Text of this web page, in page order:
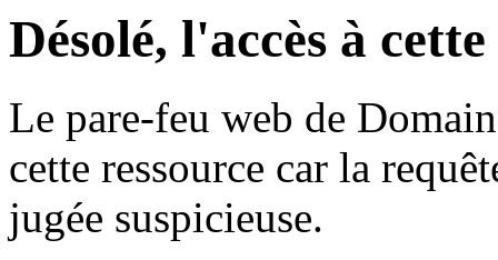
Désolé, l'accès à
Le pare-feu web de
cette ressource car la
jugée suspicieuse.